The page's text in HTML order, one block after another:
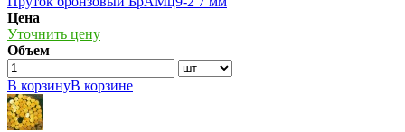
Цена
Уточнить цену
Объем
В корзинуВ корзине